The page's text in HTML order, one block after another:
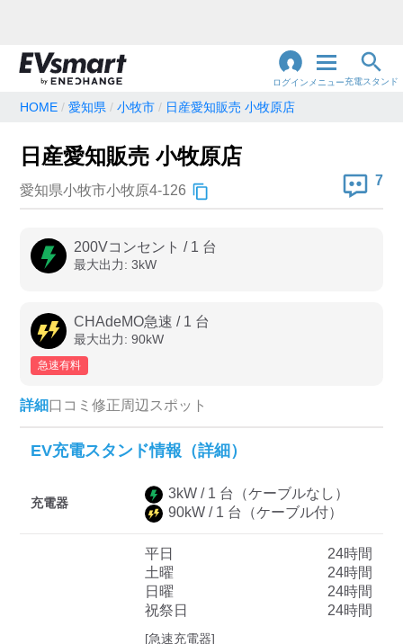
ログイン メニュー充電スタンド
地名・観光スポット・住所で検索
充電器の種類
急速充電器のみ表示
認証システム
EV充電エネチェンジ
三菱ディーラーを表示
日産ディーラーを表示
中速-20kW-以上
HOME 愛知県 小牧市 日産愛知販売 小牧原店
日産愛知販売 小牧原店
愛知県小牧市小牧原4-126
7
200Vコンセント / 1 台
最大出力: 3kW
CHAdeMO急速 / 1 台
最大出力: 90kW
急速有料
詳細口コミ 修正周辺スポット
EV充電スタンド情報（詳細）
充電器
3kW / 1 台
（ケーブルなし）
90kW / 1 台 （ケーブル付）
平日
24時間
土曜
24時間
日曜
24時間
祝祭日
24時間
[急速充電器]